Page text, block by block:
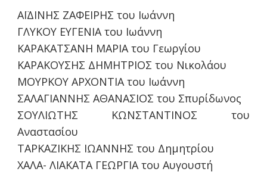
ΑΪΔΙΝΗΣ ΖΑΦΕΙΡΗΣ του Ιωάννη
ΓΛΥΚΟΥ ΕΥΓΕΝΙΑ του Ιωάννη
ΚΑΡΑΚΑΤΣΑΝΗ ΜΑΡΙΑ του Γεωργίου
ΚΑΡΑΚΟΥΣΗΣ ΔΗΜΗΤΡΙΟΣ του Νικολάου
ΜΟΥΡΚΟΥ ΑΡΧΟΝΤΙΑ του Ιωάννη
ΣΑΛΑΓΙΑΝΝΗΣ ΑΘΑΝΑΣΙΟΣ του Σπυρίδωνος
ΣΟΥΛΙΩΤΗΣ ΚΩΝΣΤΑΝΤΙΝΟΣ του
Αναστασίου
ΤΑΡΚΑΖΙΚΗΣ ΙΩΑΝΝΗΣ του Δημητρίου
ΧΑΛΑ- ΛΙΑΚΑΤΑ ΓΕΩΡΓΙΑ του Αυγουστή